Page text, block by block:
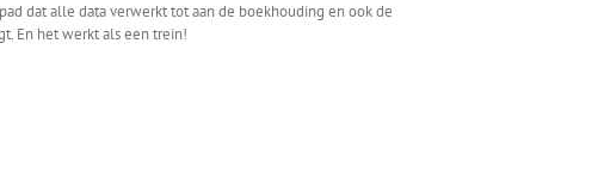
dat alle data verwerkt tot aan de boekhouding en ook de
En het werkt als een trein!